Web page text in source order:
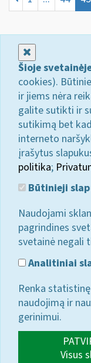
Šioje
cookies).
ir jiems nėra
galite sutikti ir
sutikimą bet
interneto
įrašytus
politika;
Būtinieji
Naudojami
pagrindines
svetainė negali
Analitiniai
Renka
naudojimą ir
gerinimui.
Visus